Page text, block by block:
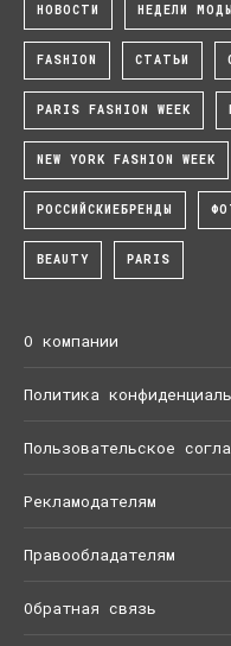
НОВОСТИ НЕДЕЛИ МОДЫ
FASHION СТАТЬИ
PARIS FASHION WEEK
NEW YORK FASHION WEEK
РОССИЙСКИЕБРЕНДЫ
BEAUTY PARIS
О компании
Политика
Пользовательское
Рекламодателям
Правообладателям
Обратная связь